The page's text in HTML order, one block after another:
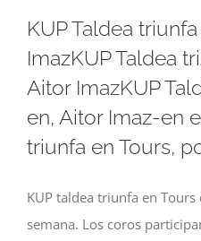
KUP Taldea
ImazKUP Taldea
Aitor ImazKUP
en, Aitor Imaz-en
triunfa en Tours,
KUP taldea triunfa en
semana. Los coros